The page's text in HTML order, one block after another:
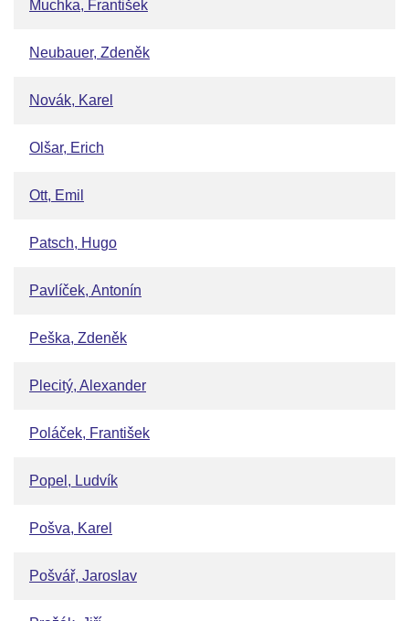
Muchka, František
Neubauer, Zdeněk
Novák, Karel
Olšar, Erich
Ott, Emil
Patsch, Hugo
Pavlíček, Antonín
Peška, Zdeněk
Plecitý, Alexander
Poláček, František
Popel, Ludvík
Pošva, Karel
Pošvář, Jaroslav